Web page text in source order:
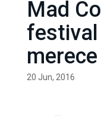
Mad
festival
merece
20 Jun, 2016